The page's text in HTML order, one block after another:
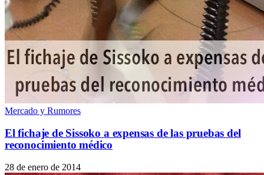
Mercado y Rumores
El fichaje de Sissoko a expensas de las pruebas del
reconocimiento médico
28 de enero de 2014